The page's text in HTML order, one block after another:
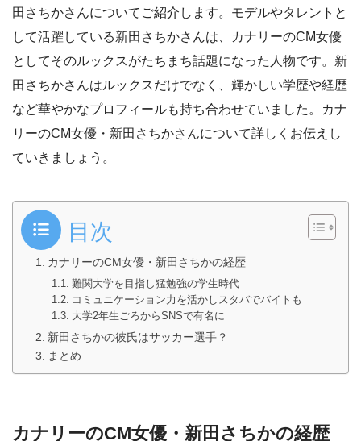
田さちかさんについてご紹介します。モデルやタレントと
して活躍している新田さちかさんは、カナリーのCM女優
としてそのルックスがたちまち話題になった人物です。新
田さちかさんはルックスだけでなく、輝かしい学歴や経歴
など華やかなプロフィールも持ち合わせていました。カナ
リーのCM女優・新田さちかさんについて詳しくお伝えし
ていきましょう。
目次
カナリーのCM女優・新田さちかの経歴
難関大学を目指し猛勉強の学生時代
コミュニケーション力を活かしスタバでバイトも
大学2年生ごろからSNSで有名に
新田さちかの彼氏はサッカー選手？
まとめ
カナリーのCM女優・新田さちかの経歴